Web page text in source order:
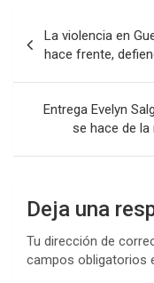
de
entradas
La violencia en
hace frente,
Entrega Evelyn
se hace de
Deja una
Tu dirección de
campos obligatorios